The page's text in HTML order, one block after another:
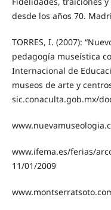
desde los años 70.
TORRES, I. (2007):
pedagogía museística
Internacional de
museos de arte y
sic.conaculta.gob.mx/
www.ifema.es/ferias/
11/01/2009